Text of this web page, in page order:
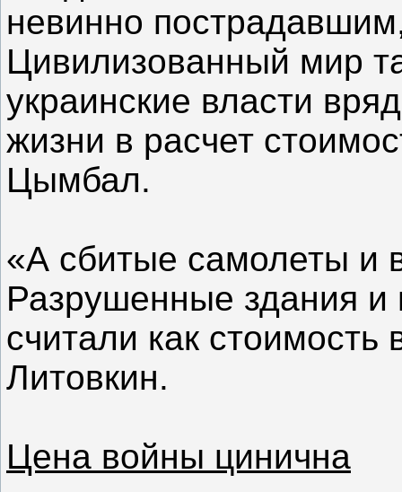
невинно
Цивилизованный мир
украинские власти
жизни в расчет
Цымбал.
«А сбитые самолеты и
Разрушенные здания и
считали как
Литовкин.
Цена войны цинична